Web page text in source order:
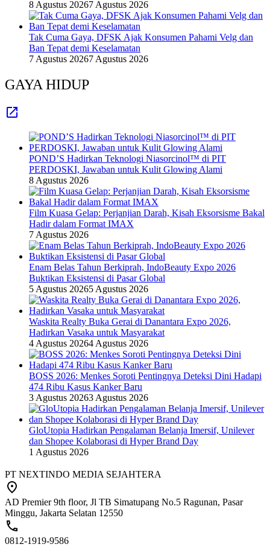
8 Agustus 20267 Agustus 2026
Tak Cuma Gaya, DFSK Ajak Konsumen Pahami Velg dan
Ban Tepat demi Keselamatan
7 Agustus 20267 Agustus 2026
GAYA HIDUP
POND’S Hadirkan Teknologi Niasorcinol™ di PIT
PERDOSKI, Jawaban untuk Kulit Glowing Alami
8 Agustus 2026
Film Kuasa Gelap: Perjanjian Darah, Kisah Eksorsisme Bakal
Hadir dalam Format IMAX
7 Agustus 2026
Enam Belas Tahun Berkiprah, IndoBeauty Expo 2026
Buktikan Eksistensi di Pasar Global
5 Agustus 20265 Agustus 2026
Waskita Realty Buka Gerai di Danantara Expo 2026,
Hadirkan Vasaka untuk Masyarakat
4 Agustus 20264 Agustus 2026
BOSS 2026: Menkes Soroti Pentingnya Deteksi Dini Hadapi
474 Ribu Kasus Kanker Baru
3 Agustus 20263 Agustus 2026
GloUtopia Hadirkan Pengalaman Belanja Imersif, Unilever
dan Shopee Kolaborasi di Hyper Brand Day
1 Agustus 2026
PT NEXTINDO MEDIA SEJAHTERA
AD Premier 9th floor, Jl TB Simatupang No.5 Ragunan, Pasar
Minggu, Jakarta Selatan 12550
0812-1919-9586